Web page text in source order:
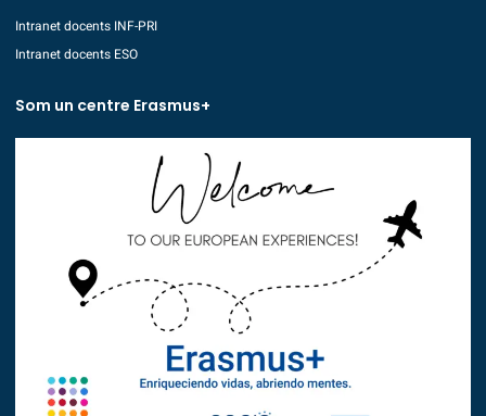
Intranet docents INF-PRI
Intranet docents ESO
Som un centre Erasmus+